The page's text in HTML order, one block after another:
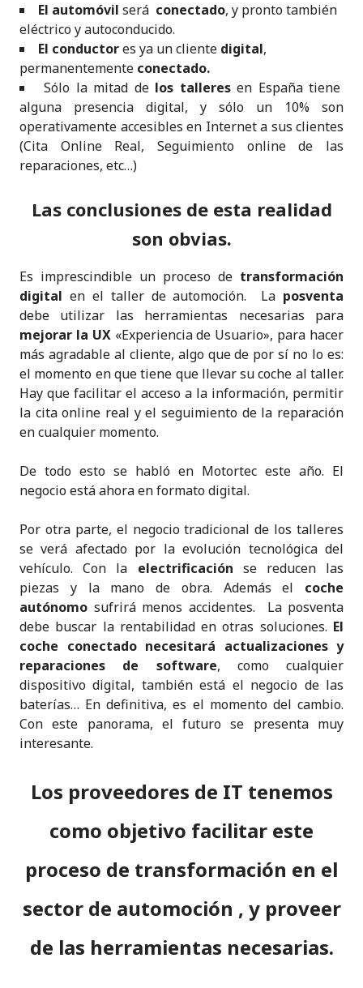
El automóvil será conectado, y pronto también
eléctrico y autoconducido.
El conductores ya un cliente digital,
permanentemente conectado.
Sólo la mitad de los talleresen España tiene
alguna presencia digital, y sólo un 10% son
operativamente accesibles en Internet a sus clientes
(Cita Online Real, Seguimiento online de las
reparaciones, etc…)
Las conclusiones de esta realidad
son obvias.
Es imprescindible un proceso de transformación
digital en el taller de automoción. La posventa
debe utilizar las herramientas necesarias para
mejorar la UX«Experiencia de Usuario», para hacer
más agradable al cliente, algo que de por sí no lo es:
el momento en que tiene que llevar su coche al taller.
Hay que facilitar el acceso a la información, permitir
la cita online real y el seguimiento de la reparación
en cualquier momento.
De todo esto se habló en Motortec este año. El
negocio está ahora en formato digital.
Por otra parte, el negocio tradicional de los talleres
se verá afectado por la evolución tecnológica del
vehículo. Con la electrificación se reducen las
piezas y la mano de obra. Además el coche
autónomo sufrirá menos accidentes. La posventa
debe buscar la rentabilidad en otras soluciones. El
coche conectado necesitará actualizaciones y
reparaciones de software, como cualquier
dispositivo digital, también está el negocio de las
baterías… En definitiva, es el momento del cambio.
Con este panorama, el futuro se presenta muy
interesante.
Los proveedores de IT tenemos
como objetivo facilitar este
proceso de transformación en el
sector de automoción , y proveer
de las herramientas necesarias.